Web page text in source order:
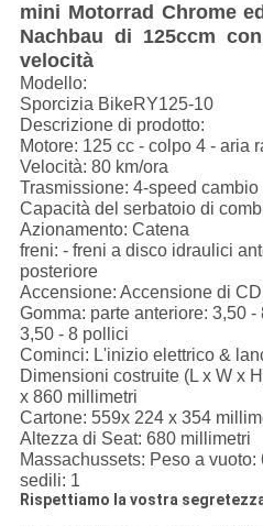
mini Motorrad Chrome
Nachbau di 125ccm
velocità
Modello:
Sporcizia BikeRY125-10
Descrizione di prodotto:
Motore: 125 cc - colpo 4 - aria
Velocità: 80 km/ora
Trasmissione: 4-speed cambio
Capacità del serbatoio di
Azionamento: Catena
freni: - freni a disco idraulici
posteriore
Accensione: Accensione di CDI
Gomma: parte anteriore: 3,50
3,50 - 8 pollici
Cominci: L'inizio elettrico &
Dimensioni costruite (L x W x
x 860 millimetri
Cartone: 559x 224 x 354
Altezza di Seat: 680 millimetri
Massachussets: Peso a vuoto:
sedili: 1
Rispettiamo la vostra